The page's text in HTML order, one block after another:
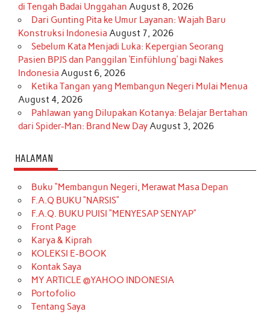
di Tengah Badai Unggahan August 8, 2026
Dari Gunting Pita ke Umur Layanan: Wajah Baru
Konstruksi Indonesia August 7, 2026
Sebelum Kata Menjadi Luka: Kepergian Seorang
Pasien BPJS dan Panggilan ‘Einfühlung’ bagi Nakes
Indonesia August 6, 2026
Ketika Tangan yang Membangun Negeri Mulai Menua
August 4, 2026
Pahlawan yang Dilupakan Kotanya: Belajar Bertahan
dari Spider-Man: Brand New DayAugust 3, 2026
HALAMAN
Buku “Membangun Negeri, Merawat Masa Depan
F.A.Q BUKU “NARSIS”
F.A.Q. BUKU PUISI “MENYESAP SENYAP”
Front Page
Karya & Kiprah
KOLEKSI E-BOOK
Kontak Saya
MY ARTICLE @YAHOO INDONESIA
Portofolio
Tentang Saya